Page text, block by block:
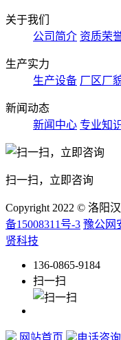
关于我们
公司简介 资质荣
生产实力
生产设备 厂区厂
新闻动态
新闻中心 专业知
扫一扫，立即咨询
Copyright 2022 © 洛阳
备15008311号-3 豫公网
贤科技
136-0865-9184
扫一扫
网站首页 电话咨询